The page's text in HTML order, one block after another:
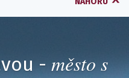
- město s